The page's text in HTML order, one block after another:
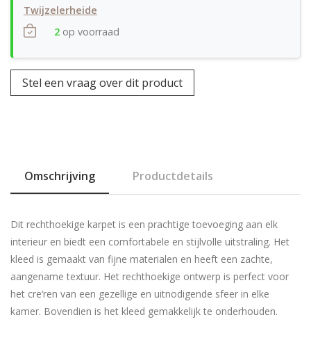
Twijzelerheide
2 op voorraad
Stel een vraag over dit product
Omschrijving Productdetails
Dit rechthoekige karpet is een prachtige toevoeging aan elk
interieur en biedt een comfortabele en stijlvolle uitstraling. Het
kleed is gemaakt van fijne materialen en heeft een zachte,
aangename textuur. Het rechthoekige ontwerp is perfect voor
het cre‘ren van een gezellige en uitnodigende sfeer in elke
kamer. Bovendien is het kleed gemakkelijk te onderhouden.